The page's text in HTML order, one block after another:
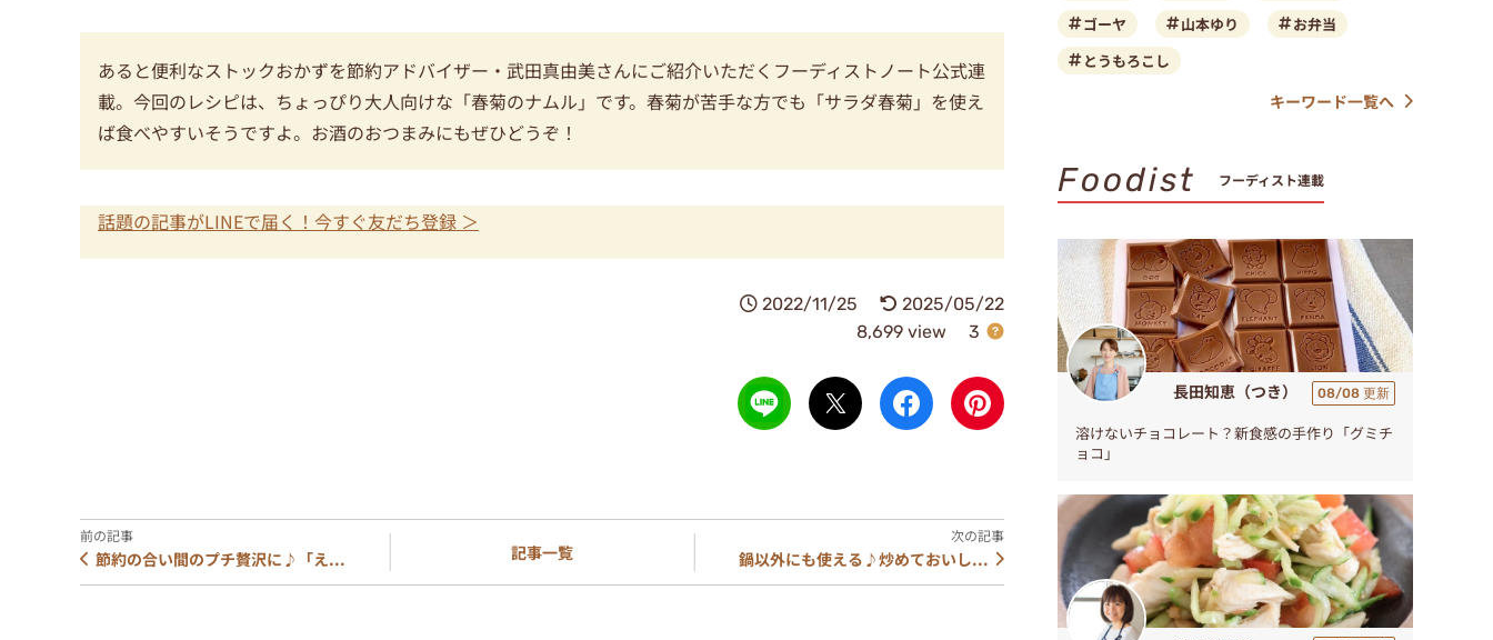
あると便利なストックおかずを節約アドバイザー・武田真由美さんにご紹介いただくフーディストノート公式連
載。今回のレシピは、ちょっぴり大人向けな「春菊のナムル」です。春菊が苦手な方でも「サラダ春菊」を使え
ば食べやすいそうですよ。お酒のおつまみにもぜひどうぞ！
話題の記事がLINEで届く！今すぐ友だち登録 ＞
2022/11/25
2025/05/22
8,699 view
3
節約の合い間のプチ贅沢に♪「え... 記事一覧 鍋以外にも使える♪炒めておいし...
ゴーヤ
山本ゆり
お弁当
とうもろこし
キーワード一覧へ
Foodist フーディスト連載
長田知恵（つき） 08/08 更新
溶けないチョコレート？新食感の手作り「グミチ
ョコ」